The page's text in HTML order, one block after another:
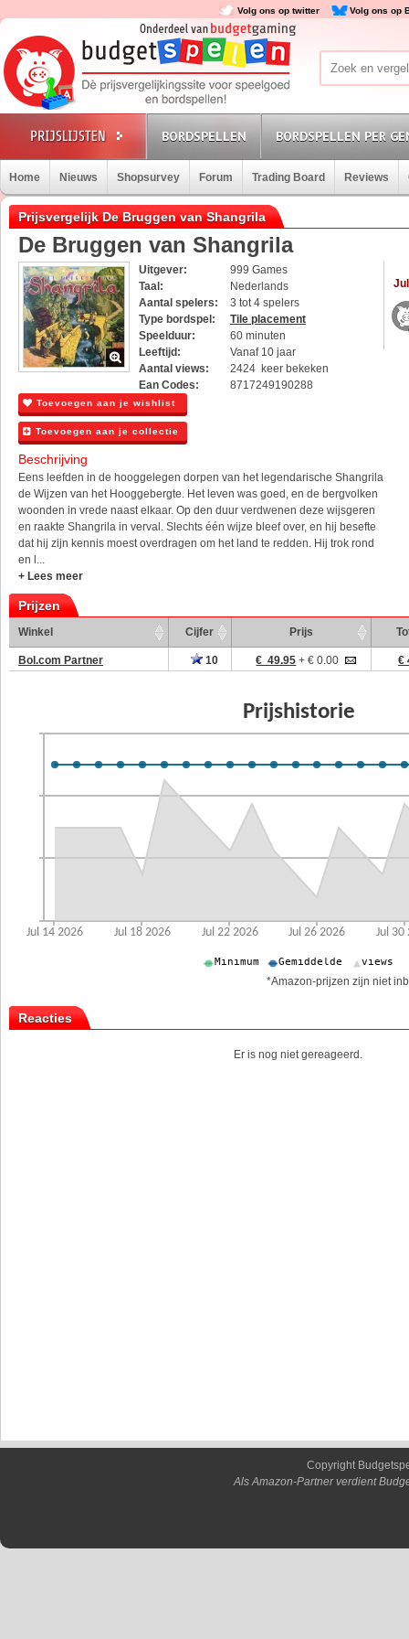
Volg ons op twitter Volg ons op
BORDSPELLEN BORDSPELLEN PER
Home Nieuws Shopsurvey Forum Trading Board Reviews
Prijsvergelijk De Bruggen van Shangrila
De Bruggen van Shangrila
Uitgever:
999 Games
Taal:
Nederlands
Aantal spelers:
3 tot 4 spelers
Type bordspel:
Tile placement
Speelduur:
60 minuten
Leeftijd:
Vanaf 10 jaar
Aantal views:
2424 keer bekeken
Ean Codes:
8717249190288
Toevoegen aan je wishlist
Toevoegen aan je collectie
Beschrijving
Eens leefden in de hooggelegen dorpen van het legendarische Shangrila
de Wijzen van het Hooggebergte. Het leven was goed, en de bergvolken
woonden in vrede naast elkaar. Op den duur verdwenen deze wijsgeren
en raakte Shangrila in verval. Slechts één wijze bleef over, en hij besefte
dat hij zijn kennis moest overdragen om het land te redden. Hij trok rond
en l...
+ Lees meer
Prijzen
Winkel Cijfer Prijs
Bol.com Partner 10 € 49.95 + € 0.00 €
*Amazon-prijzen zijn niet
Reacties
Er is nog niet gereageerd.
Copyright
Als Amazon-Partner verdient